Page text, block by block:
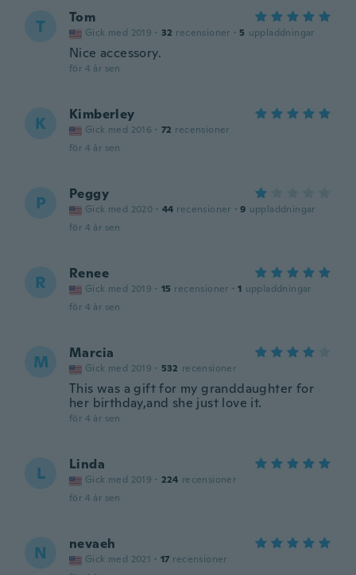
T Tom
Gick med 2019 · 32 recensioner · 5 uppladdningar
Nice accessory.
för 4 år sen
K Kimberley
Gick med 2016 · 72 recensioner
för 4 år sen
P Peggy
Gick med 2020 · 44 recensioner · 9 uppladdningar
för 4 år sen
R Renee
Gick med 2019 · 15 recensioner · 1 uppladdningar
för 4 år sen
M Marcia
Gick med 2019 · 532 recensioner
This was a gift for my granddaughter for
her birthday,and she just love it.
för 4 år sen
L Linda
Gick med 2019 · 224 recensioner
för 4 år sen
N nevaeh
Gick med 2021 · 17 recensioner